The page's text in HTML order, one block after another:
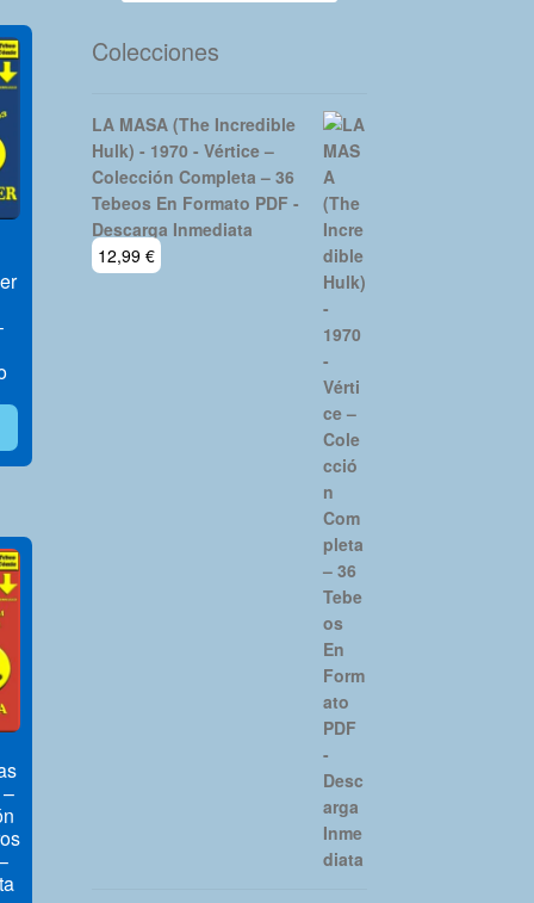
Colecciones
LA MASA (The Incredible
Hulk) - 1970 - Vértice –
Colección Completa – 36
Tebeos En Formato PDF -
Descarga Inmediata
12,99 €